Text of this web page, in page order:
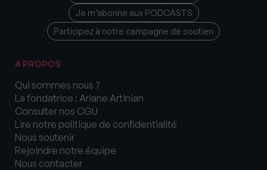
Je m’abonne aux PODCASTS
Participez à notre campagne de soutien
A PROPOS
Qui sommes nous ?
La fondatrice : Ariane Artinian
Consulter nos CGU
Lire notre politique de confidentialité
Nous soutenir
Rejoindre notre équipe
Nous contacter